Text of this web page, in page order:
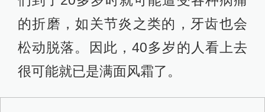
就在游戏中磨练格斗技巧；长成少年
后，由部落的男性长者教导他们使用
各种武器以及武士这一神圣的职责所
必需的资质。在欧洲人到来之前，毛
利人最常用的武器是以天然材料，比